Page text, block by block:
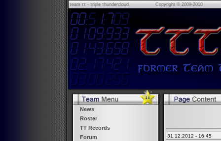
τeam ττ - τriple τhundercloud Copyright © 2009-2010
News
Roster
TT Records
Forum
31.12.2012 - 16:45